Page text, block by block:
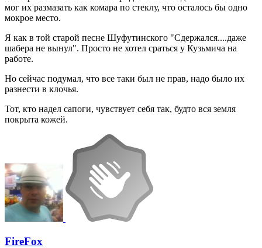
мог их размазать как комара по стеклу, что осталось бы одно
мокрое место.
Я как в той старой песне Шуфутинского "Сдержался....даже
шабера не вынул". Просто не хотел сраться у Кузьмича на
работе.
Но сейчас подумал, что все таки был не прав, надо было их
разнести в клочья.
Тот, кто надел сапоги, чувствует себя так, будто вся земля
покрыта кожей.
FireFox